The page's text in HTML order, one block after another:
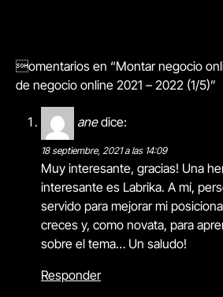
omentarios en “Montar negocio
de negocio online 2021 – 2022 (1/5)”
ane dice:
18 septiembre, 2021 a las 14:09
Muy interesante, gracias! Una
interesante es Labrika. A mí,
servido para mejorar mi
creces y, como novata, para
sobre el tema… Un saludo!
Responder